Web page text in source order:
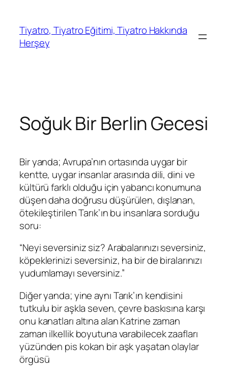
Tiyatro, Tiyatro Eğitimi, Tiyatro Hakkında
Herşey
Soğuk Bir Berlin Gecesi
Bir yanda; Avrupa’nın ortasında uygar bir
kentte, uygar insanlar arasında dili, dini ve
kültürü farklı olduğu için yabancı konumuna
düşen daha doğrusu düşürülen, dışlanan,
ötekileştirilen Tarık’ın bu insanlara sorduğu
soru:
“Neyi seversiniz siz? Arabalarınızı seversiniz,
köpeklerinizi seversiniz, ha bir de biralarınızı
yudumlamayı seversiniz.”
Diğer yanda; yine aynı Tarık’ın kendisini
tutkulu bir aşkla seven, çevre baskısına karşı
onu kanatları altına alan Katrine zaman
zaman ilkellik boyutuna varabilecek zaafları
yüzünden pis kokan bir aşk yaşatan olaylar
örgüsü